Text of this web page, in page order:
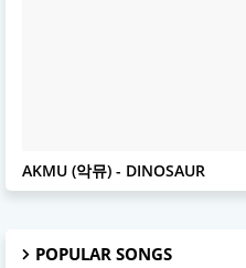
AKMU
AKMU (악뮤) - DINOSAUR
POPULAR SONGS